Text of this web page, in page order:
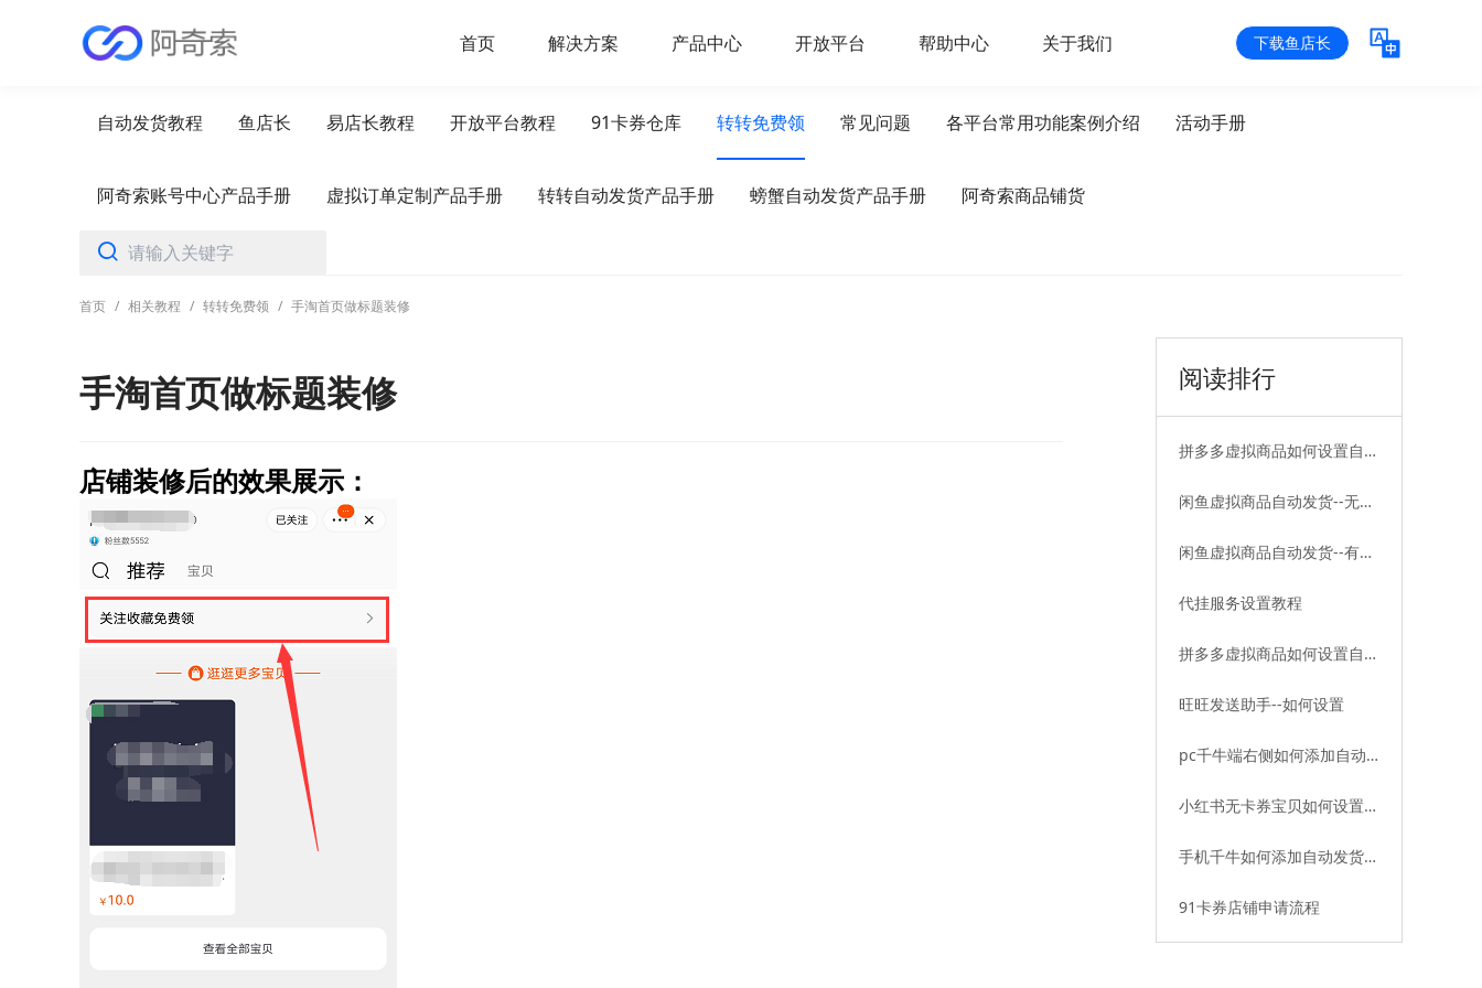
首页 解决方案 产品中心 开放平台 帮助中心 关于我们 下载鱼店长
自动发货教程 鱼店长 易店长教程 开放平台教程 91卡券仓库 转转免费领 常见问题 各平台常用功能案例介绍 活动手册
阿奇索账号中心产品手册 虚拟订单定制产品手册 转转自动发货产品手册 螃蟹自动发货产品手册 阿奇索商品铺货
首页 / 相关教程 / 转转免费领 / 手淘首页做标题装修
手淘首页做标题装修
店铺装修后的效果展示：
阅读排行
拼多多虚拟商品如何设置自动
闲鱼虚拟商品自动发货--无卡
闲鱼虚拟商品自动发货--有卡
代挂服务设置教程
拼多多虚拟商品如何设置自动
旺旺发送助手--如何设置
pc千牛端右侧如何添加自动
小红书无卡券宝贝如何设置自
手机千牛如何添加自动发货插
91卡券店铺申请流程